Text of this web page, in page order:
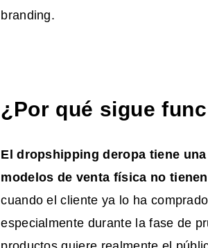
branding.
¿Por qué sigue
El dropshipping deropa tiene
modelos de venta física no
cuando el cliente ya lo ha
especialmente durante la fase de